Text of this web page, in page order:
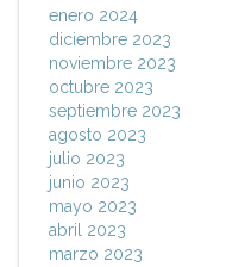
enero 2024
diciembre 2023
noviembre 2023
octubre 2023
septiembre 2023
agosto 2023
julio 2023
junio 2023
mayo 2023
abril 2023
marzo 2023